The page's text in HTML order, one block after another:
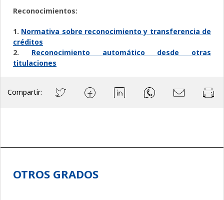
Reconocimientos:
1. Normativa sobre reconocimiento y transferencia de
créditos
2. Reconocimiento automático desde otras
titulaciones
Compartir:
OTROS GRADOS